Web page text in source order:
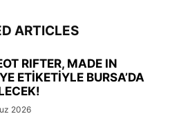
ARTICLES
RIFTER, MADE IN
ETİKETİYLE BURSA’DA
2026